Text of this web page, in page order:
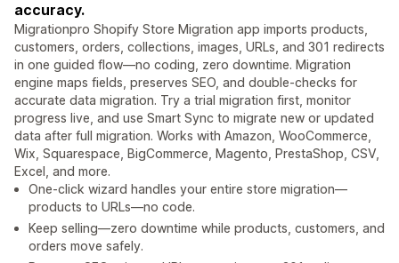
accuracy.
Migrationpro Shopify Store Migration app imports products,
customers, orders, collections, images, URLs, and 301 redirects
in one guided flow—no coding, zero downtime. Migration
engine maps fields, preserves SEO, and double-checks for
accurate data migration. Try a trial migration first, monitor
progress live, and use Smart Sync to migrate new or updated
data after full migration. Works with Amazon, WooCommerce,
Wix, Squarespace, BigCommerce, Magento, PrestaShop, CSV,
Excel, and more.
One-click wizard handles your entire store migration—
products to URLs—no code.
Keep selling—zero downtime while products, customers, and
orders move safely.